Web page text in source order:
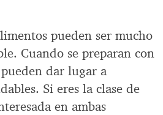
pueden ser mucho
Cuando se preparan con
dar lugar a
Si eres la clase de
en ambas